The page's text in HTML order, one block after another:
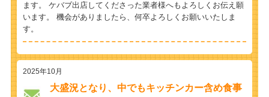
ます。 ケバブ出店してくださった業者様へもよろしくお伝え願
います。 機会がありましたら、何卒よろしくお願いいたしま
す。
2025年10月
大盛況となり、中でもキッチンカー含め食事